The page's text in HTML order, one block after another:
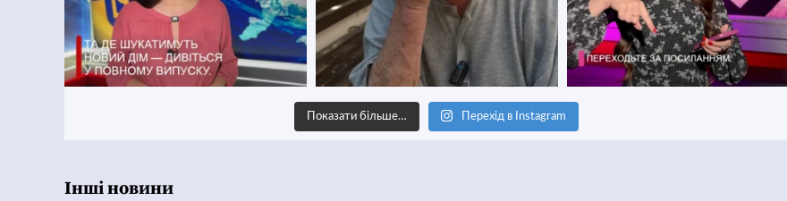
Показати більше… Перехід в Instagram
Інші новини